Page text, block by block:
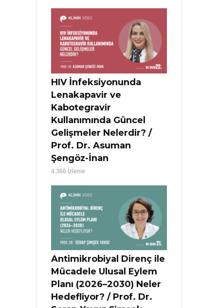
HIV İnfeksiyonunda
Lenakapavir ve
Kabotegravir
Kullanımında Güncel
Gelişmeler Nelerdir? /
Prof. Dr. Asuman
Şengöz-İnan
4.366 İzleme
Antimikrobiyal Direnç ile
Mücadele Ulusal Eylem
Planı (2026–2030) Neler
Hedefliyor? / Prof. Dr.